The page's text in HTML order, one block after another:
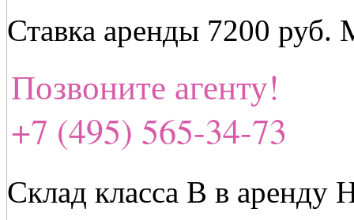
Ставка аренды 7200
Позвоните агенту!
+7 (495) 565-34-73
Склад класса В в аренду